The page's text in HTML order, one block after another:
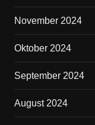
November 2024
Oktober 2024
September 2024
August 2024